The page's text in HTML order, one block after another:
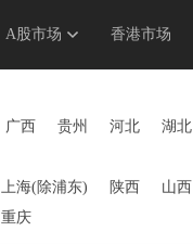
A股市场 香港市场
广西 贵州 河北 湖北
上海(除浦东) 陕西 山西
重庆